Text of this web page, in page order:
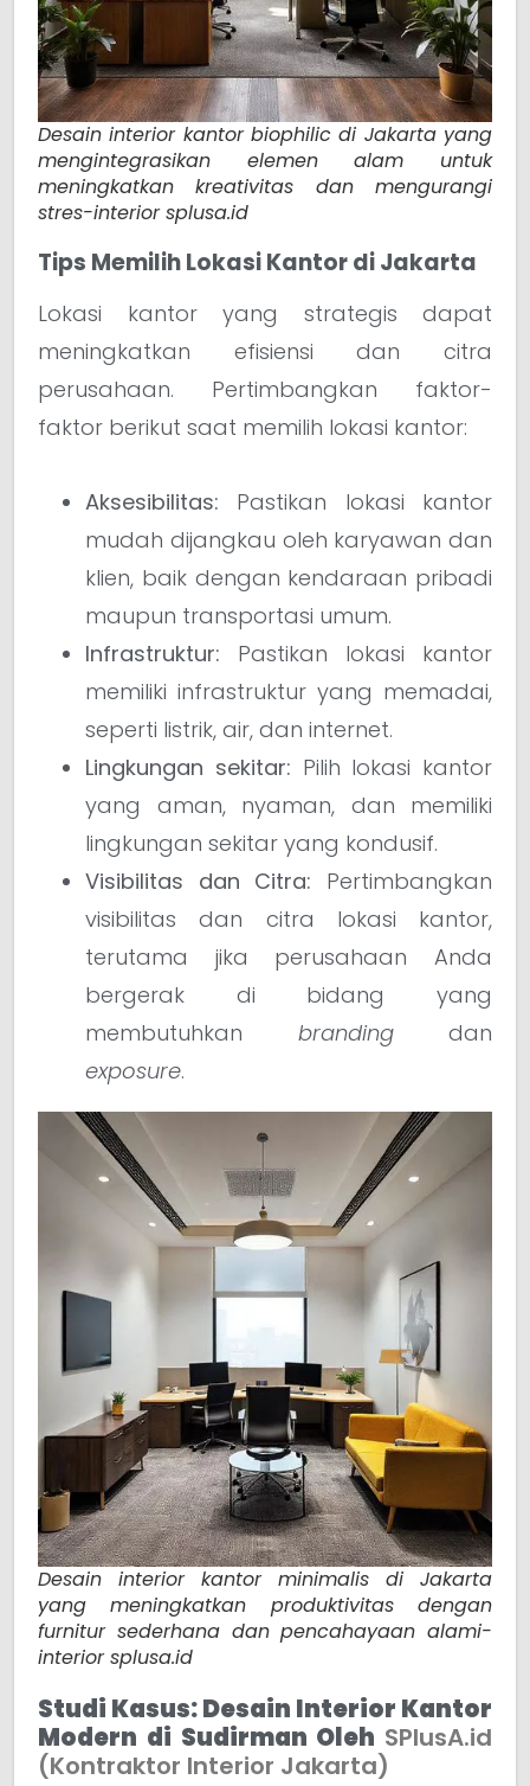
Desain interior kantor biophilic di Jakarta yang
mengintegrasikan elemen alam untuk
meningkatkan kreativitas dan mengurangi
stres-interior splusa.id
Tips Memilih Lokasi Kantor di Jakarta
Lokasi kantor yang strategis dapat
meningkatkan efisiensi dan citra
perusahaan. Pertimbangkan faktor-
faktor berikut saat memilih lokasi kantor:
Aksesibilitas: Pastikan lokasi kantor
mudah dijangkau oleh karyawan dan
klien, baik dengan kendaraan pribadi
maupun transportasi umum.
Infrastruktur: Pastikan lokasi kantor
memiliki infrastruktur yang memadai,
seperti listrik, air, dan internet.
Lingkungan sekitar: Pilih lokasi kantor
yang aman, nyaman, dan memiliki
lingkungan sekitar yang kondusif.
Visibilitas dan Citra: Pertimbangkan
visibilitas dan citra lokasi kantor,
terutama jika perusahaan Anda
bergerak di bidang yang
membutuhkan brandingdan
exposure.
Desain interior kantor minimalis di Jakarta
yang meningkatkan produktivitas dengan
furnitur sederhana dan pencahayaan alami-
interior splusa.id
Studi Kasus: Desain Interior Kantor
Modern di Sudirman Oleh SPlusA.id
(Kontraktor Interior Jakarta)